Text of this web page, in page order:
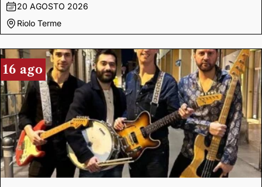
20 AGOSTO 2026
Riolo Terme
16 ago